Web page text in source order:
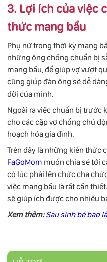
3. Lợi ích của việc
thức mang bầu
Phụ nữ trong thời kỳ mang
những ông chồng chuẩn bị
mang bầu, để giúp vợ vượt
cũng giúp đàn ông sẽ dễ
đời của mình.
Ngoài ra việc chuẩn bị trước
cho các cặp vợ chồng chủ
hoạch hóa gia đình.
Trên đây là những kiến thức
FaGoMom muốn chia sẻ tới
có lúc phải lên chức cha
việc mang bầu là rất cần
sẽ giúp ích được cho nhiều
Xem thêm:Sau sinh bé bao